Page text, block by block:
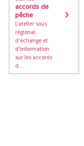
accords de
pêche
L’atelier sous
régional
d’échange et
d’information
sur les accords
d...